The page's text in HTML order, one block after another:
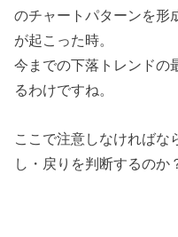
のチャートパターンを形
が起こった時。
今までの下落トレンドの
るわけですね。
ここで注意しなければな
し・戻りを判断するのか